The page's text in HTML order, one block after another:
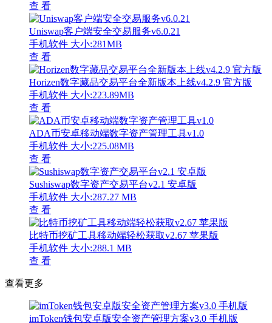
查 看
Uniswap客户端安全交易服务v6.0.21
手机软件 大小:281MB
查 看
Horizen数字藏品交易平台全新版本上线v4.2.9 官方版
手机软件 大小:223.89MB
查 看
ADA币安卓移动端数字资产管理工具v1.0
手机软件 大小:225.08MB
查 看
Sushiswap数字资产交易平台v2.1 安卓版
手机软件 大小:287.27 MB
查 看
比特币挖矿工具移动端轻松获取v2.67 苹果版
手机软件 大小:288.1 MB
查 看
查看更多
imToken钱包安卓版安全资产管理方案v3.0 手机版